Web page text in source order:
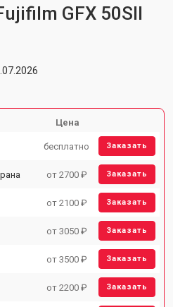
GFX 50SII
Цена
бесплатно Заказать
от 2700 ₽ Заказать
от 2100 ₽ Заказать
от 3050 ₽ Заказать
от 3500 ₽ Заказать
от 2200 ₽ Заказать